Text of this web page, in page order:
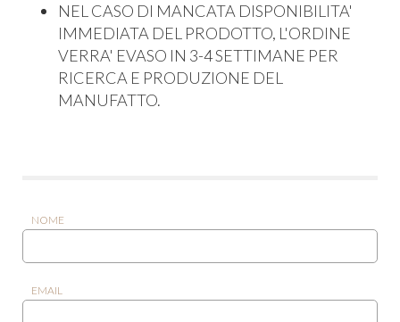
NEL CASO DI MANCATA DISPONIBILITA'
IMMEDIATA DEL PRODOTTO, L'ORDINE
VERRA' EVASO IN 3-4 SETTIMANE PER
RICERCA E PRODUZIONE DEL
MANUFATTO.
NOME
EMAIL